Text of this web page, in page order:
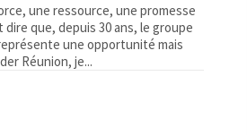
une ressource, une promesse
que, depuis 30 ans, le groupe
une opportunité mais
Réunion, je...